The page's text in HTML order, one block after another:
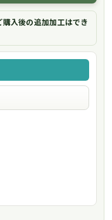
入後の追加加工はでき